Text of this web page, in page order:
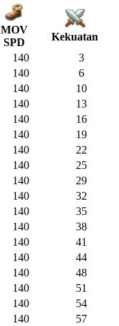
MOV
SPD
Kekuatan
140
3
140
6
140
10
140
13
140
16
140
19
140
22
140
25
140
29
140
32
140
35
140
38
140
41
140
44
140
48
140
51
140
54
140
57